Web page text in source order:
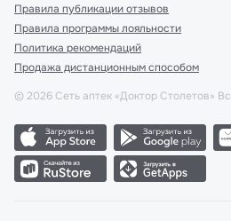
Правила публикации отзывов
Правила программы лояльности
Политика рекомендаций
Продажа дистанционным способом
© 2026 Сеть аптек «Доктор Столетов»